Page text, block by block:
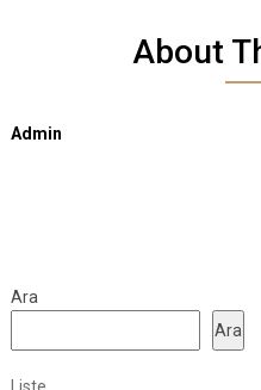
About
Admin
Ara
Ara